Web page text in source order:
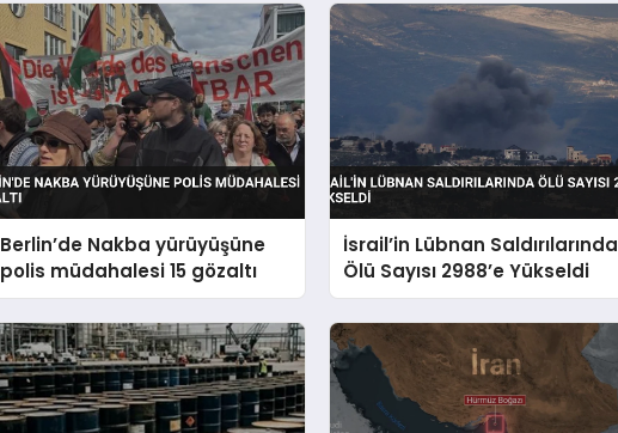
Berlin’de Nakba yürüyüşüne
polis müdahalesi 15 gözaltı
İsrail’in Lübnan Saldırılarında
Ölü Sayısı 2988’e Yükseldi